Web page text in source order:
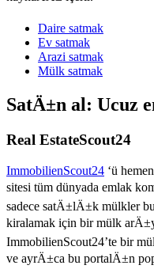
Daire satmak
Ev satmak
Arazi satmak
Mülk satmak
SatÄ±n al: Ucuz
Real EstateScout24
ImmobilienScout24 ‘ü
sitesi tüm dünyada emlak
sadece satÄ±lÄ±k mülkler
kiralamak için bir mülk
ImmobilienScout24’te bir
ve ayrÄ±ca bu portalÄ±n